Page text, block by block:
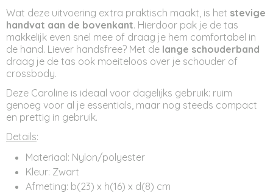
Wat deze uitvoering extra praktisch maakt, is het stevige
handvat aan de bovenkant. Hierdoor pak je de tas
makkelijk even snel mee of draag je hem comfortabel in
de hand. Liever handsfree? Met de lange schouderband
draag je de tas ook moeiteloos over je schouder of
crossbody.
Deze Caroline is ideaal voor dagelijks gebruik: ruim
genoeg voor al je essentials, maar nog steeds compact
en prettig in gebruik.
Details:
Materiaal: Nylon/polyester
Kleur: Zwart
Afmeting: b(23) x h(16) x d(8) cm